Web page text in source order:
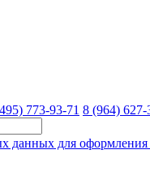
773-93-71 8 (964) 627-
данных для оформления